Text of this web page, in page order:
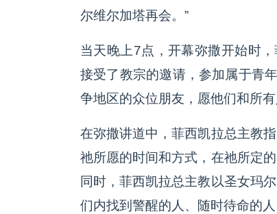
尔维尔加塔再会。”
当天晚上7点，开幕弥撒开始时
接受了教宗的邀请，参加属于青
争地区的众位朋友，愿他们和所有
在弥撒讲道中，菲西凯拉总主教
祂所愿的时间和方式，在祂所定
同时，菲西凯拉总主教以圣女玛
们内找到警醒的人、随时待命的